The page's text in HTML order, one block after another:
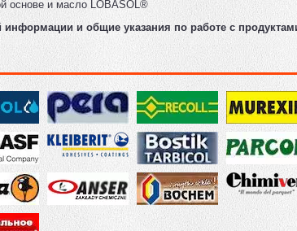
основе и масло LOBASOL®
информации и общие указания по работе с